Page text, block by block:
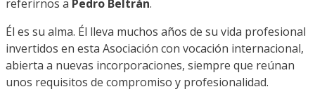
referirnos a Pedro Beltrán.
Él es su alma. Él lleva muchos años de su vida profesional
invertidos en esta Asociación con vocación internacional,
abierta a nuevas incorporaciones, siempre que reúnan
unos requisitos de compromiso y profesionalidad.